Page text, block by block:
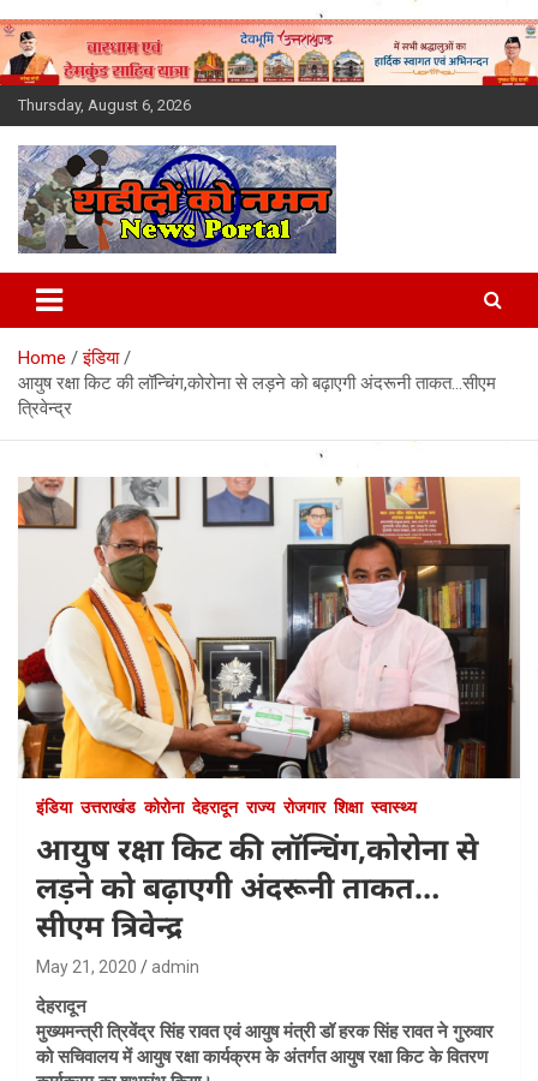
Skip
to
content
Thursday, August 6, 2026
Latest News Today, Breaking
News, Uttarakhand News in
Hindi
Home
इंडिया
आयुष रक्षा किट की लॉन्चिंग,कोरोना से लड़ने को बढ़ाएगी अंदरूनी ताकत…सीएम
त्रिवेन्द्र
इंडिया उत्तराखंड कोरोना देहरादून राज्य रोजगार शिक्षा स्वास्थ्य
आयुष रक्षा किट की लॉन्चिंग,कोरोना से
लड़ने को बढ़ाएगी अंदरूनी ताकत…
सीएम त्रिवेन्द्र
May 21, 2020 admin
देहरादून
मुख्यमन्त्री त्रिवेंद्र सिंह रावत एवं आयुष मंत्री डॉ हरक सिंह रावत ने गुरुवार
को सचिवालय में आयुष रक्षा कार्यक्रम के अंतर्गत आयुष रक्षा किट के वितरण